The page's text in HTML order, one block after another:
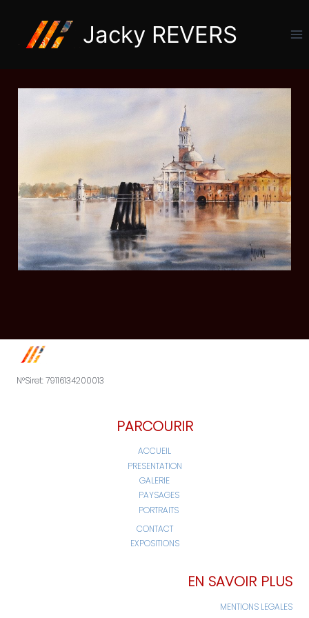
Jacky REVERS
N°Siret: 79116134200013
PARCOURIR
ACCUEIL
PRESENTATION
GALERIE
PAYSAGES
PORTRAITS
CONTACT
EXPOSITIONS
EN SAVOIR PLUS
MENTIONS LEGALES